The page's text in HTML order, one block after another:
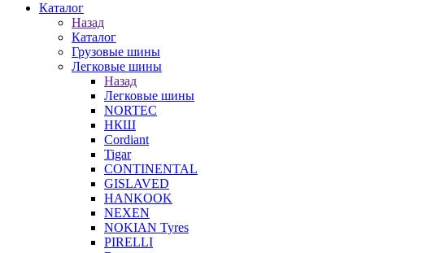
Каталог
Назад
Каталог
Грузовые шины
Легковые шины
Назад
Легковые шины
NORTEС
НКШ
Cordiant
Tigar
CONTINENTAL
GISLAVED
HANKOOK
NEXEN
NOKIAN Tyres
PIRELLI